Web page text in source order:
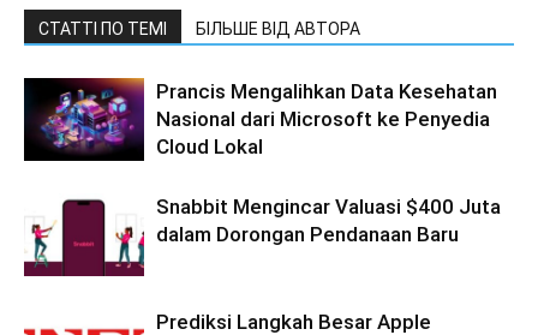
СТАТТІ ПО ТЕМІ БІЛЬШЕ ВІД АВТОРА
Prancis Mengalihkan Data Kesehatan
Nasional dari Microsoft ke Penyedia
Cloud Lokal
Snabbit Mengincar Valuasi $400 Juta
dalam Dorongan Pendanaan Baru
Prediksi Langkah Besar Apple